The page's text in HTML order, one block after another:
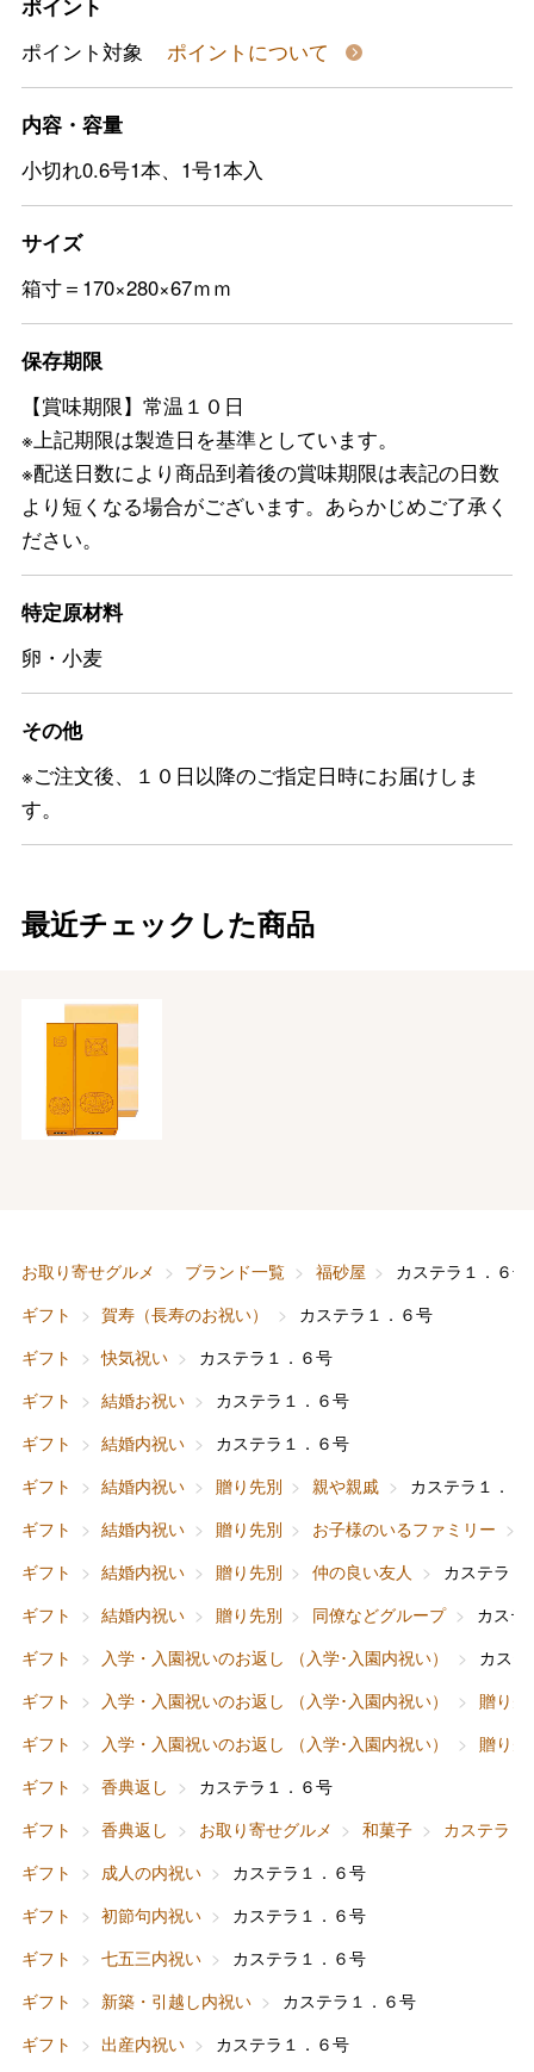
ポイント対象
ポイントについて
内容・容量
小切れ0.6号1本、1号1本入
サイズ
箱寸＝170×280×67ｍｍ
保存期限
【賞味期限】常温１０日
※上記期限は製造日を基準としています。
※配送日数により商品到着後の賞味期限は表記の日数
より短くなる場合がございます。あらかじめご了承く
ださい。
特定原材料
卵・小麦
その他
※ご注文後、１０日以降のご指定日時にお届けしま
す。
最近チェックした商品
お取り寄せグルメ ブランド一覧 福砂屋
カステラ１．６号
ギフト
賀寿（長寿のお祝い）
カステラ１．６号
ギフト
快気祝い
カステラ１．６号
ギフト
結婚お祝い
カステラ１．６号
ギフト
結婚内祝い
カステラ１．６号
ギフト
結婚内祝い 贈り先別 親や親戚
カステラ１．６
ギフト
結婚内祝い 贈り先別 お子様のいるファミリー
ギフト
結婚内祝い 贈り先別 仲の良い友人
カステラ１
ギフト
結婚内祝い 贈り先別 同僚などグループ
カステ
ギフト
入学・入園祝いのお返し （入学･入園内祝い）
カス
ギフト
入学・入園祝いのお返し （入学･入園内祝い）
贈り先
ギフト
入学・入園祝いのお返し （入学･入園内祝い）
贈り先
ギフト
香典返し
カステラ１．６号
ギフト
香典返し お取り寄せグルメ 和菓子
カステラ
ギフト
成人の内祝い
カステラ１．６号
ギフト
初節句内祝い
カステラ１．６号
ギフト
七五三内祝い
カステラ１．６号
ギフト
新築・引越し内祝い
カステラ１．６号
ギフト
出産内祝い
カステラ１．６号